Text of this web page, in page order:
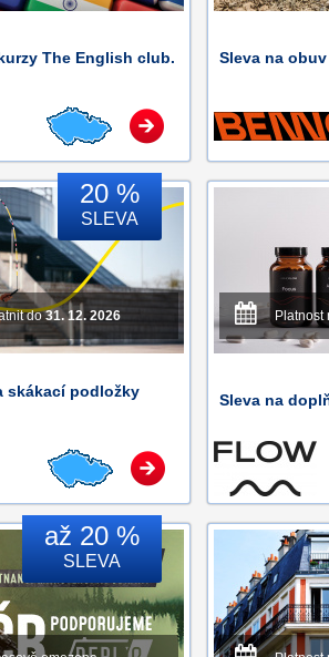
The English club. Sleva na
20 %
SLEVA
do31. 12. 2026
skákací podložky
Platnost
Sleva na
až 20 %
SLEVA